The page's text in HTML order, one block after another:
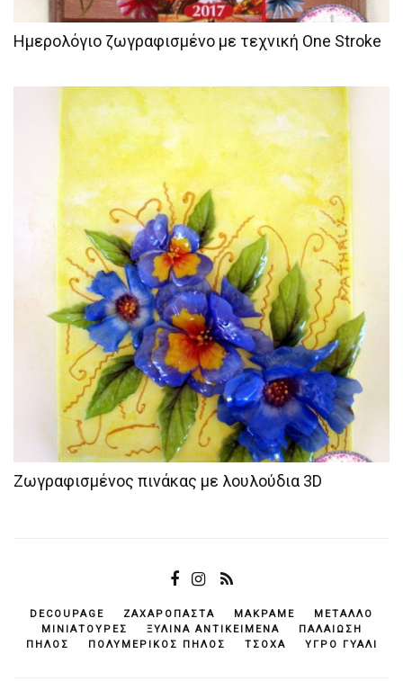
Ημερολόγιο ζωγραφισμένο με τεχνική One Stroke
Ζωγραφισμένος πινάκας με λουλούδια 3D
DECOUPAGE ΖΑΧΑΡΌΠΑΣΤΑ ΜΑΚΡΑΜΈ
ΜΈΤΑΛΛΟ
ΜΙΝΙΑΤΟΎΡΕΣ
ΞΎΛΙΝΑ ΑΝΤΙΚΕΊΜΕΝΆ
ΠΑΛΑΊΩΣΗ
ΠΗΛΌΣ
ΠΟΛΥΜΕΡΙΚΌΣ ΠΗΛΌΣ ΤΣΌΧΑ ΥΓΡΌ ΓΥΑΛΊ